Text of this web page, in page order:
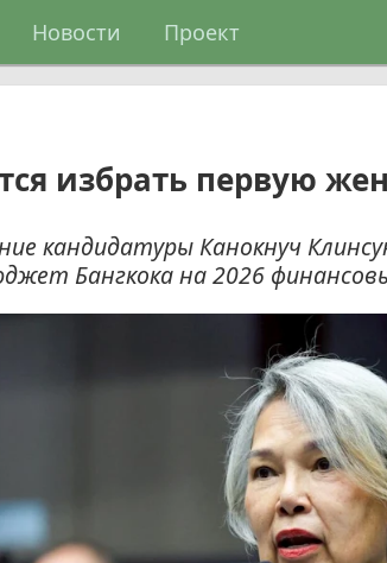
Новости Проект
избрать первую
кандидатуры Канокнуч
Бангкока на 2026